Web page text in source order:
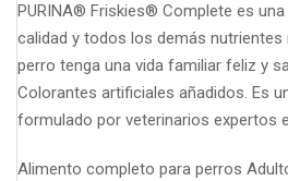
PURINA® Friskies® Complete es
calidad y todos los demás nutrientes
perro tenga una vida familiar feliz y
Colorantes artificiales añadidos. Es
formulado por veterinarios expertos
Alimento completo para perros